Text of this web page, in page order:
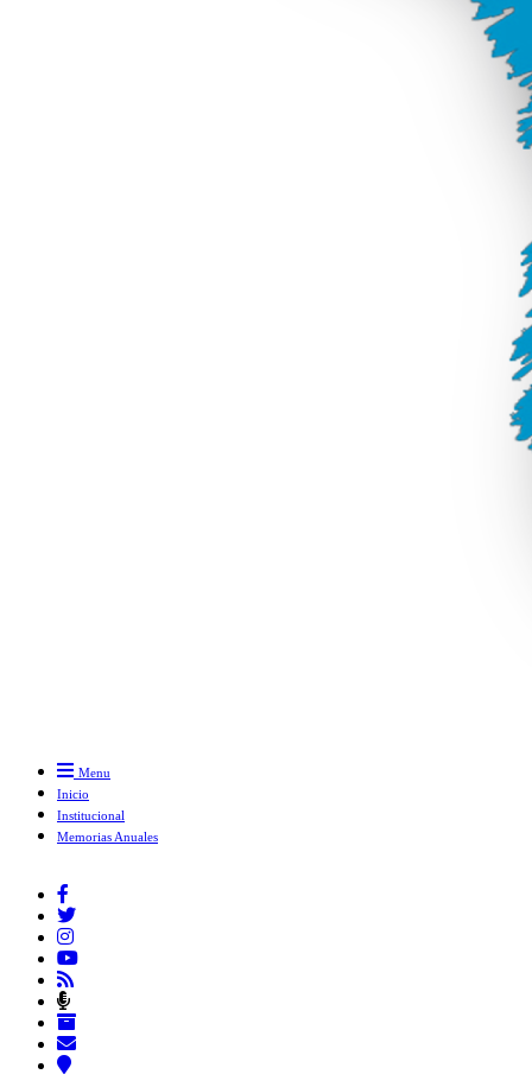
Menu
Inicio
Institucional
Memorias Anuales